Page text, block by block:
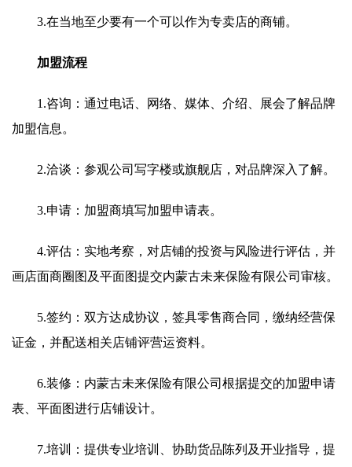
3.在当地至少要有一个可以作为专卖店的商铺。
加盟流程
1.咨询：通过电话、网络、媒体、介绍、展会了解品牌
加盟信息。
2.洽谈：参观公司写字楼或旗舰店，对品牌深入了解。
3.申请：加盟商填写加盟申请表。
4.评估：实地考察，对店铺的投资与风险进行评估，并
画店面商圈图及平面图提交内蒙古未来保险有限公司审核。
5.签约：双方达成协议，签具零售商合同，缴纳经营保
证金，并配送相关店铺评营运资料。
6.装修：内蒙古未来保险有限公司根据提交的加盟申请
表、平面图进行店铺设计。
7.培训：提供专业培训、协助货品陈列及开业指导，提